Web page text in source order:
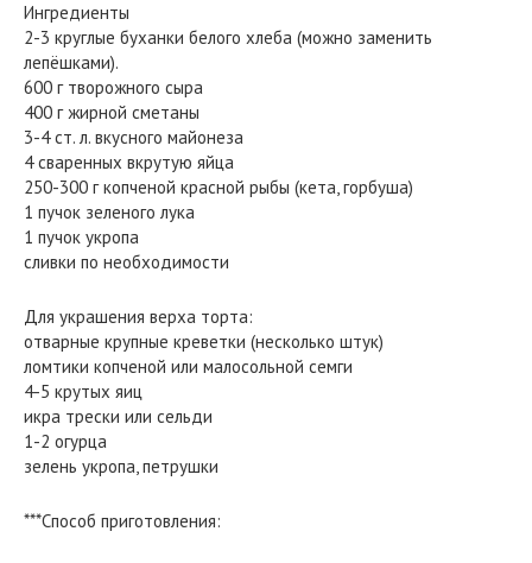
Ингредиенты
2-3 круглые буханки белого хлеба (можно заменить
лепёшками).
600 г творожного сыра
400 г жирной сметаны
3-4 ст. л. вкусного майонеза
4 сваренных вкрутую яйца
250-300 г копченой красной рыбы (кета, горбуша)
1 пучок зеленого лука
1 пучок укропа
сливки по необходимости
Для украшения верха торта:
отварные крупные креветки (несколько штук)
ломтики копченой или малосольной семги
4-5 крутых яиц
икра трески или сельди
1-2 огурца
зелень укропа, петрушки
***Способ приготовления: